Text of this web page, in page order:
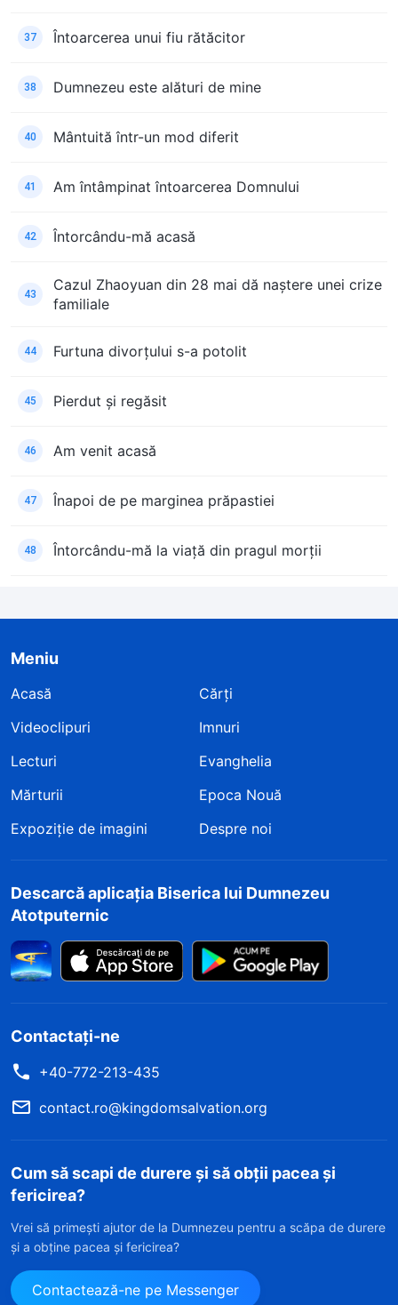
37 Întoarcerea unui fiu rătăcitor
38 Dumnezeu este alături de mine
40 Mântuită într-un mod diferit
41 Am întâmpinat întoarcerea Domnului
42 Întorcându-mă acasă
43
Cazul Zhaoyuan din 28 mai dă naștere unei crize
familiale
44 Furtuna divorțului s-a potolit
45 Pierdut și regăsit
46 Am venit acasă
47 Înapoi de pe marginea prăpastiei
48 Întorcându-mă la viață din pragul morții
Meniu
Acasă
Cărți
Videoclipuri
Imnuri
Lecturi
Evanghelia
Mărturii
Epoca Nouă
Expoziție de imagini
Despre noi
Descarcă aplicația Biserica lui Dumnezeu
Atotputernic
Contactați-ne
+40-772-213-435
contact.ro@kingdomsalvation.org
Cum să scapi de durere și să obții pacea și
fericirea?
Vrei să primești ajutor de la Dumnezeu pentru a scăpa de durere
și a obține pacea și fericirea?
Contactează-ne pe Messenger